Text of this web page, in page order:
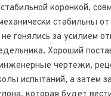
коронкой,
стабильны
гонялись за усилием
Хороший
чертежи,
испытаний, а затем